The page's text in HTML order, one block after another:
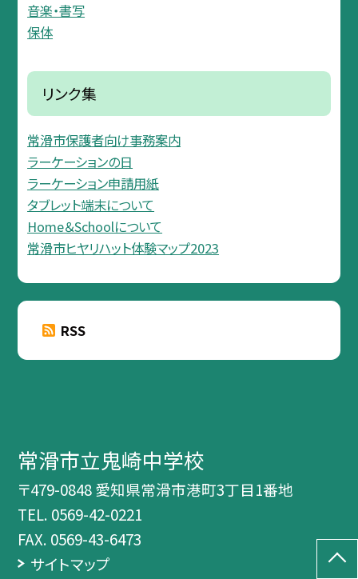
音楽・書写
保体
リンク集
常滑市保護者向け事務案内
ラーケーションの日
ラーケーション申請用紙
タブレット端末について
Home＆Schoolについて
常滑市ヒヤリハット体験マップ2023
RSS
常滑市立鬼崎中学校
〒479-0848 愛知県常滑市港町3丁目1番地
TEL. 0569-42-0221
FAX. 0569-43-6473
サイトマップ